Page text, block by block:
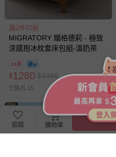
滿2件93折
MIGRATORY 媚格德莉 - 極致
涼感抱冰枕套床包組-溫奶茶
24折
$1280 $5380
已售出 16
回饋
%
追蹤 購物車